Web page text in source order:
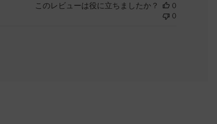
このレビューは役に立ちましたか？
0
0